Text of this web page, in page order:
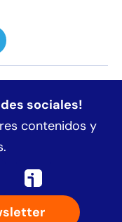
sociales!
contenidos y